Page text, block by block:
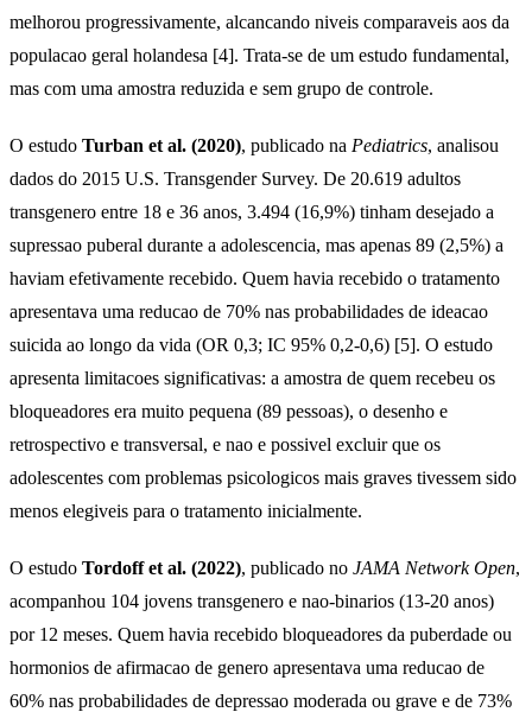
melhorou progressivamente, alcancando niveis comparaveis aos da
populacao geral holandesa [4]. Trata-se de um estudo fundamental,
mas com uma amostra reduzida e sem grupo de controle.
O estudo Turban et al. (2020), publicado na Pediatrics, analisou
dados do 2015 U.S. Transgender Survey. De 20.619 adultos
transgenero entre 18 e 36 anos, 3.494 (16,9%) tinham desejado a
supressao puberal durante a adolescencia, mas apenas 89 (2,5%) a
haviam efetivamente recebido. Quem havia recebido o tratamento
apresentava uma reducao de 70% nas probabilidades de ideacao
suicida ao longo da vida (OR 0,3; IC 95% 0,2-0,6) [5]. O estudo
apresenta limitacoes significativas: a amostra de quem recebeu os
bloqueadores era muito pequena (89 pessoas), o desenho e
retrospectivo e transversal, e nao e possivel excluir que os
adolescentes com problemas psicologicos mais graves tivessem sido
menos elegiveis para o tratamento inicialmente.
O estudo Tordoff et al. (2022), publicado no JAMA Network Open,
acompanhou 104 jovens transgenero e nao-binarios (13-20 anos)
por 12 meses. Quem havia recebido bloqueadores da puberdade ou
hormonios de afirmacao de genero apresentava uma reducao de
60% nas probabilidades de depressao moderada ou grave e de 73%